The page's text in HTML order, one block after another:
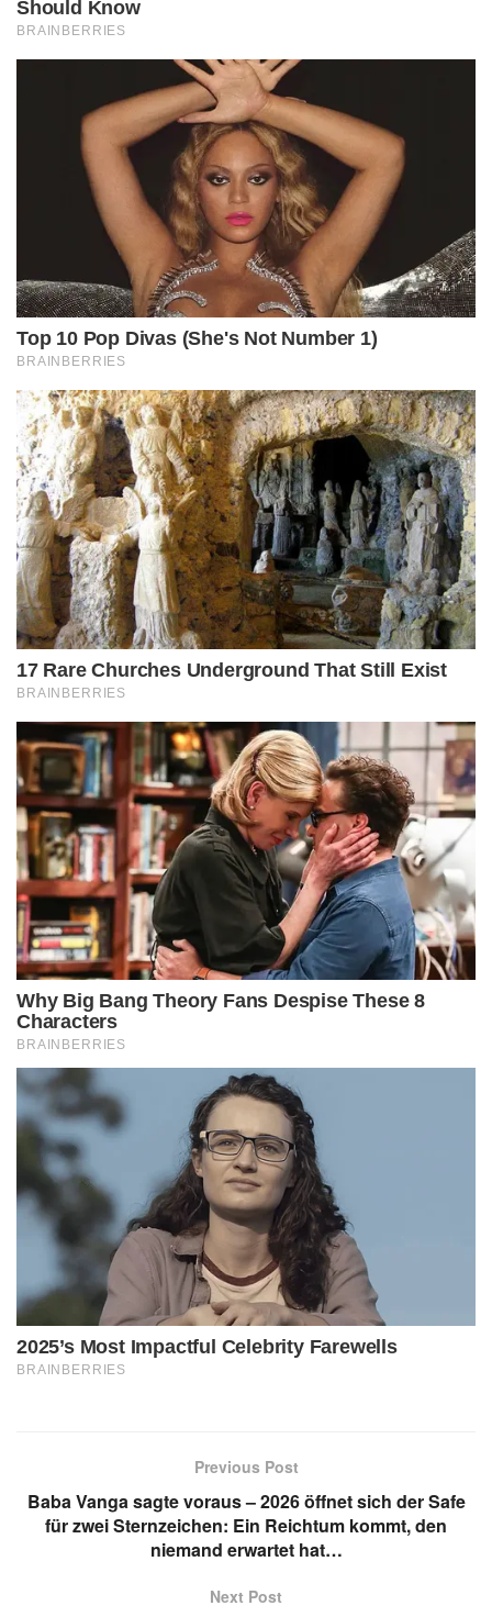
Previous Post
Baba Vanga sagte voraus – 2026 öffnet sich der Safe
für zwei Sternzeichen: Ein Reichtum kommt, den
niemand erwartet hat…
Next Post